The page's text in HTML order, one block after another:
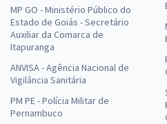
MP GO - Ministério Público do
Estado de Goiás - Secretário
Auxiliar da Comarca de
Itapuranga
ANVISA - Agência Nacional de
Vigilância Sanitária
PM PE - Polícia Militar de
Pernambuco